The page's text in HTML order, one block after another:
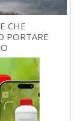
CHE
PORTARE